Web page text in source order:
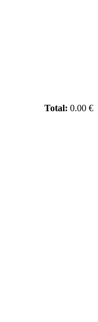
Total: 0.00 €